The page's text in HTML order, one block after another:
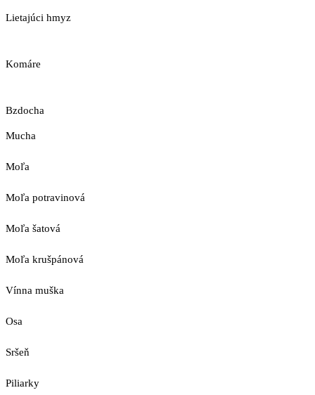
Lietajúci hmyz
Komáre
Bzdocha
Mucha
Moľa
Moľa potravinová
Moľa šatová
Moľa krušpánová
Vínna muška
Osa
Sršeň
Piliarky